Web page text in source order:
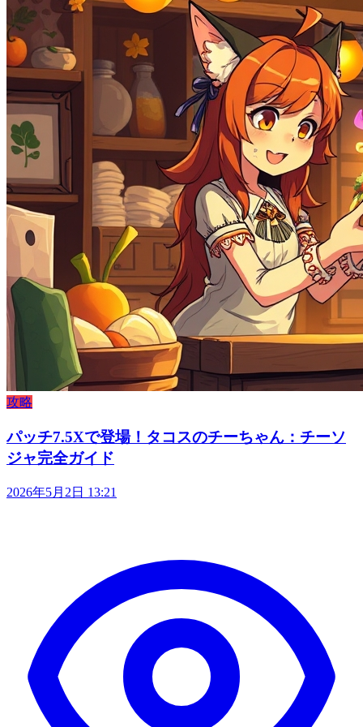
攻略
パッチ7.5Xで登場！タコスのチーちゃん：チーソ
ジャ完全ガイド
2026年5月2日 13:21